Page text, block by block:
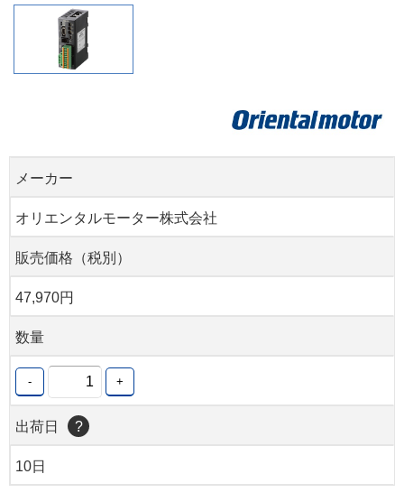
メーカー
オリエンタルモーター株式会社
販売価格（税別）
47,970円
数量
- +
出荷日 ?
10日